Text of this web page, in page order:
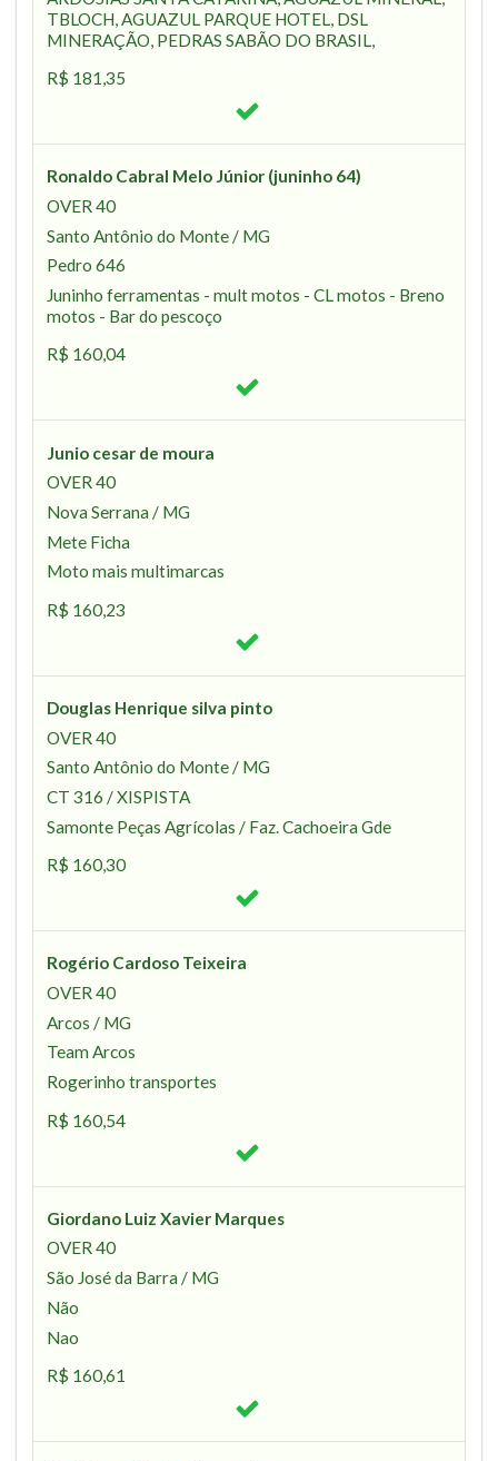
TBLOCH, AGUAZUL PARQUE HOTEL, DSL
MINERAÇÃO, PEDRAS SABÃO DO BRASIL,
R$ 181,35
Ronaldo Cabral Melo Júnior (juninho 64)
OVER 40
Santo Antônio do Monte / MG
Pedro 646
Juninho ferramentas - mult motos - CL motos - Breno
motos - Bar do pescoço
R$ 160,04
Junio cesar de moura
OVER 40
Nova Serrana / MG
Mete Ficha
Moto mais multimarcas
R$ 160,23
Douglas Henrique silva pinto
OVER 40
Santo Antônio do Monte / MG
CT 316 / XISPISTA
Samonte Peças Agrícolas / Faz. Cachoeira Gde
R$ 160,30
Rogério Cardoso Teixeira
OVER 40
Arcos / MG
Team Arcos
Rogerinho transportes
R$ 160,54
Giordano Luiz Xavier Marques
OVER 40
São José da Barra / MG
Não
Nao
R$ 160,61